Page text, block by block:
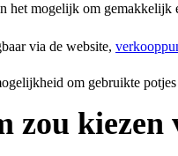
mogelijk om gemakkelijk
via de website,
om gebruikte
zou